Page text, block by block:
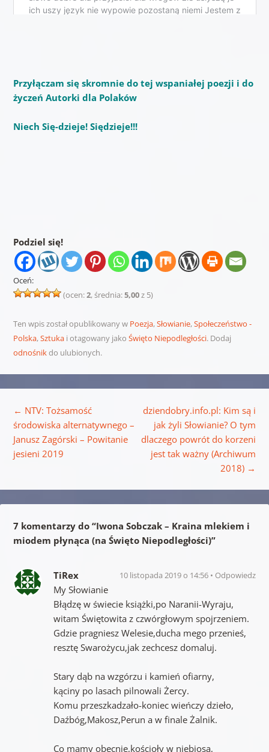
Przyłączam się skromnie do tej wspaniałej poezji i do
życzeń Autorki dla Polaków
Niech Się-dzieje! Siędzieje!!!
Podziel się!
Oceń:
(ocen:2, średnia:5,00z 5)
Ten wpis został opublikowany w Poezja,Słowianie,Społeczeństwo -
Polska,Sztukai otagowany jako Święto Niepodległości. Dodaj
odnośnikdo ulubionych.
← NTV: Tożsamość
środowiska alternatywnego –
Janusz Zagórski – Powitanie
jesieni 2019
dziendobry.info.pl: Kim są i
jak żyli Słowianie? O tym
dlaczego powrót do korzeni
jest tak ważny (Archiwum
2018) →
7 komentarzy do “Iwona Sobczak – Kraina mlekiem i
miodem płynąca (na Święto Niepodległości)”
TiRex 10 listopada 2019 o 14:56 Odpowiedz
My Słowianie
Błądzę w świecie książki,po Naranii-Wyraju,
witam Świętowita z czwórgłowym spojrzeniem.
Gdzie pragniesz Welesie,ducha mego przenieś,
resztę Swarożycu,jak zechcesz domaluj.
Stary dąb na wzgórzu i kamień ofiarny,
kąciny po lasach pilnowali Żercy.
Komu przeszkadzało-koniec wieńczy dzieło,
Daźbóg,Makosz,Perun a w finale Żalnik.
Co mamy obecnie,kościoły w niebiosa,